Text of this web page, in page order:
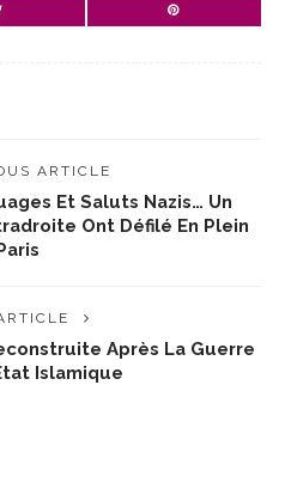
ARTICLE
Et Saluts Nazis… Un
Ont Défilé En Plein
Après La Guerre
Islamique